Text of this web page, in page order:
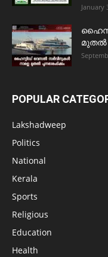
January
മുതൽ
POPULAR
Lakshadweep
Politics
National
Kerala
Sports
Religious
Education
Health